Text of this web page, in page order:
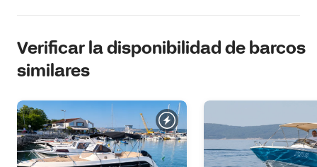
Verificar la disponibilidad de barcos
similares